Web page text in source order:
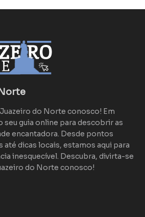
do Norte conosco! Em
seu guia online para descobrir as
encantadora. Desde pontos
dicas locais, estamos aqui para
inesquecível. Descubra, divirta-se
do Norte conosco!